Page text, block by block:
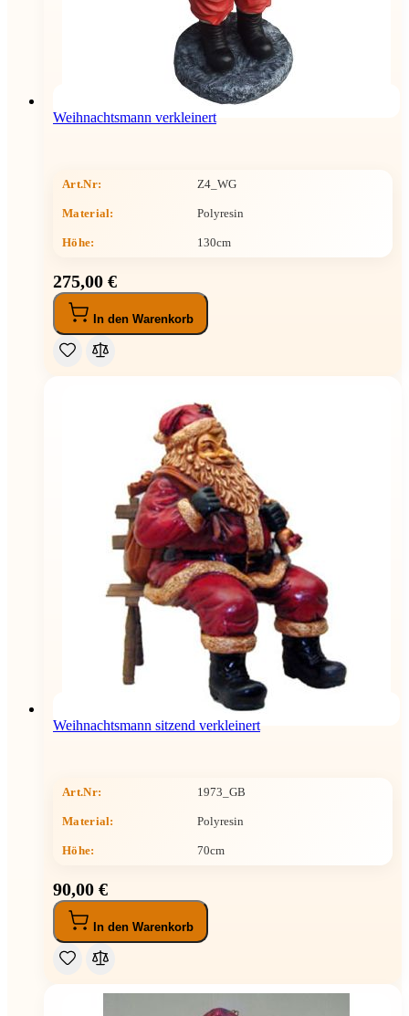
Weihnachtsmann verkleinert
Art.Nr: Z4_WG
Material: Polyresin
Höhe: 130cm
275,00 €
In den Warenkorb
Weihnachtsmann sitzend verkleinert
Art.Nr: 1973_GB
Material: Polyresin
Höhe: 70cm
90,00 €
In den Warenkorb